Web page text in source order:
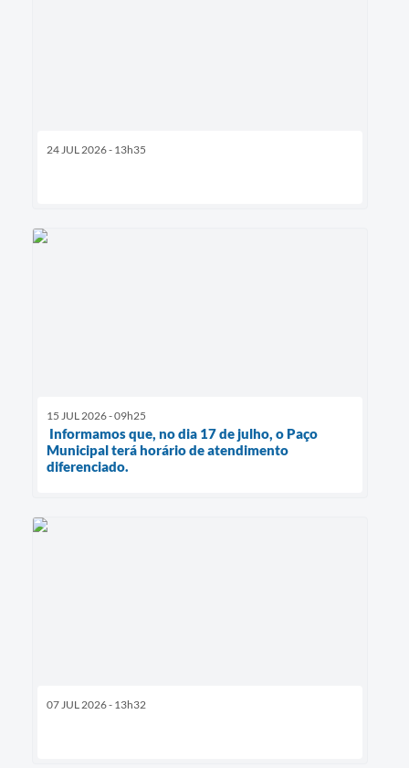
24 JUL 2026 - 13h35
15 JUL 2026 - 09h25
Informamos que, no dia 17 de julho, o Paço
Municipal terá horário de atendimento
diferenciado.
07 JUL 2026 - 13h32